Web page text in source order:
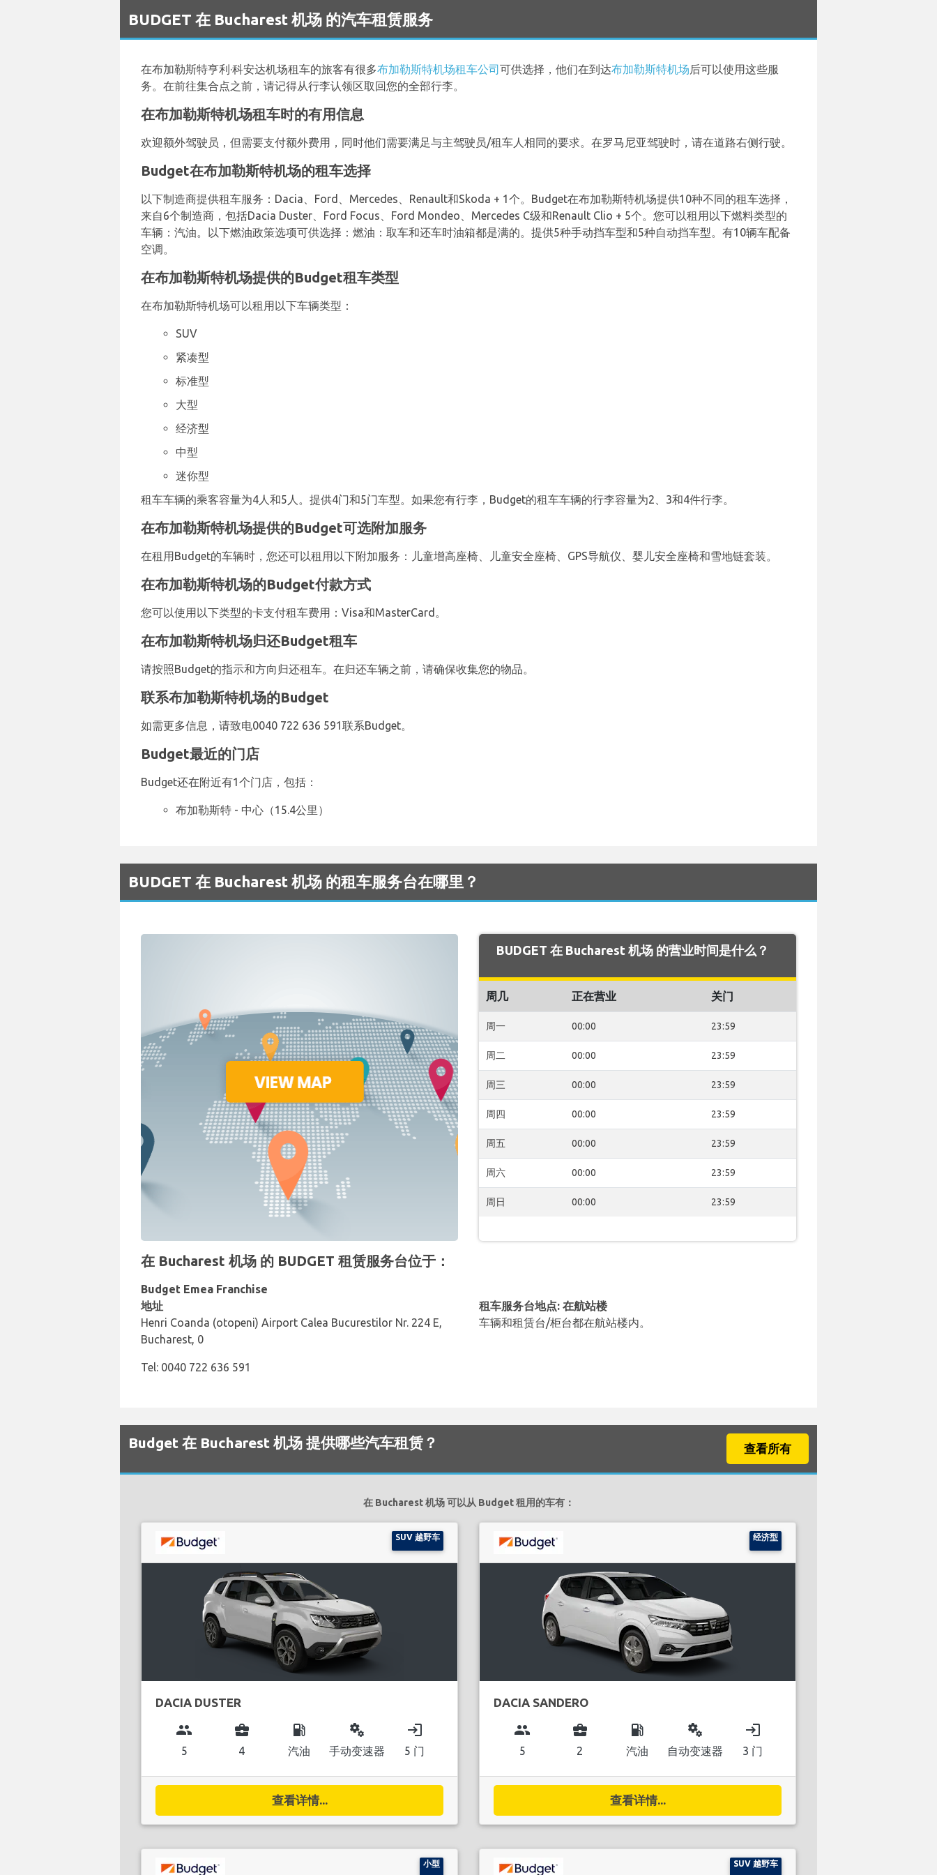
BUDGET 在 Bucharest 机场 的汽车租赁服务
在布加勒斯特亨利·科安达机场租车的旅客有很多布加勒斯特机场租车公司可供选择，他们在到达布加勒斯特机场后可以使用这些服
务。在前往集合点之前，请记得从行李认领区取回您的全部行李。
在布加勒斯特机场租车时的有用信息
欢迎额外驾驶员，但需要支付额外费用，同时他们需要满足与主驾驶员/租车人相同的要求。在罗马尼亚驾驶时，请在道路右侧行驶。
Budget在布加勒斯特机场的租车选择
以下制造商提供租车服务：Dacia、Ford、Mercedes、Renault和Skoda + 1个。Budget在布加勒斯特机场提供10种不同的租车选择，
来自6个制造商，包括Dacia Duster、Ford Focus、Ford Mondeo、Mercedes C级和Renault Clio + 5个。您可以租用以下燃料类型的
车辆：汽油。以下燃油政策选项可供选择：燃油：取车和还车时油箱都是满的。提供5种手动挡车型和5种自动挡车型。有10辆车配备
空调。
在布加勒斯特机场提供的Budget租车类型
在布加勒斯特机场可以租用以下车辆类型：
SUV
紧凑型
标准型
大型
经济型
中型
迷你型
租车车辆的乘客容量为4人和5人。提供4门和5门车型。如果您有行李，Budget的租车车辆的行李容量为2、3和4件行李。
在布加勒斯特机场提供的Budget可选附加服务
在租用Budget的车辆时，您还可以租用以下附加服务：儿童增高座椅、儿童安全座椅、GPS导航仪、婴儿安全座椅和雪地链套装。
在布加勒斯特机场的Budget付款方式
您可以使用以下类型的卡支付租车费用：Visa和MasterCard。
在布加勒斯特机场归还Budget租车
请按照Budget的指示和方向归还租车。在归还车辆之前，请确保收集您的物品。
联系布加勒斯特机场的Budget
如需更多信息，请致电0040 722 636 591联系Budget。
Budget最近的门店
Budget还在附近有1个门店，包括：
布加勒斯特 - 中心（15.4公里）
BUDGET 在 Bucharest 机场 的租车服务台在哪里？
BUDGET 在 Bucharest 机场 的营业时间是什么？
周几 正在营业 关门
周一 00:00 23:59
周二 00:00 23:59
周三 00:00 23:59
周四 00:00 23:59
周五 00:00 23:59
周六 00:00 23:59
周日 00:00 23:59
在 Bucharest 机场 的 BUDGET 租赁服务台位于：
Budget Emea Franchise
地址
Henri Coanda (otopeni) Airport Calea Bucurestilor Nr. 224 E,
Bucharest, 0
Tel: 0040 722 636 591
租车服务台地点: 在航站楼
车辆和租赁台/柜台都在航站楼内。
Budget 在 Bucharest 机场 提供哪些汽车租赁？ 查看所有
在 Bucharest 机场 可以从 Budget 租用的车有：
SUV 越野车
DACIA DUSTER
group
5
business_center
4
local_gas_station
汽油
miscellaneous_services
手动变速器
login
5 门
查看详情...
经济型
DACIA SANDERO
group
5
business_center
2
local_gas_station
汽油
miscellaneous_services
自动变速器
login
3 门
查看详情...
小型 SUV 越野车